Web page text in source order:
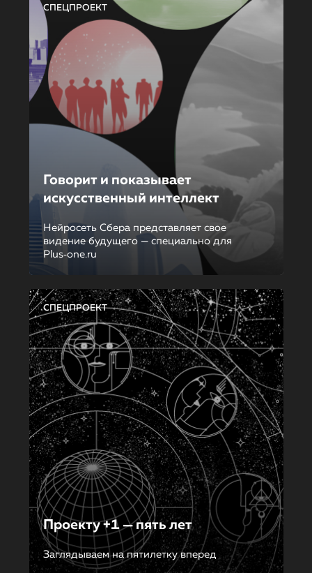
СПЕЦПРОЕКТ
Говорит и показывает
искусственный интеллект
Нейросеть Сбера представляет свое
видение будущего — специально для
Plus‑one.ru
СПЕЦПРОЕКТ
Проекту +1 — пять лет
Заглядываем на пятилетку вперед